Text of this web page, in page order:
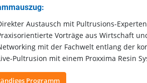
Austausch mit Pultrusions-Experten
Vorträge aus Wirtschaft
mit der Fachwelt entlang der
Pultrusion mit einem Proxxima Resin
Programm